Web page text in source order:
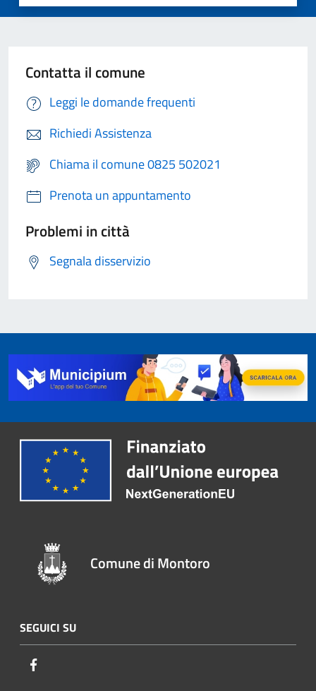
Contatta il comune
Leggi le domande frequenti
Richiedi Assistenza
Chiama il comune 0825 502021
Prenota un appuntamento
Problemi in città
Segnala disservizio
Comune di Montoro
SEGUICI SU